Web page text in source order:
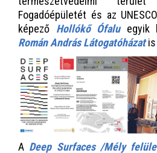
Fogadóépületét és az
képező Hollókő Ófaluegyik
Román András Látogatóházatis
A Deep Surfaces /Mély